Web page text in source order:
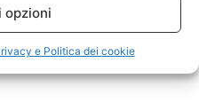
opzioni
e Politica dei cookie